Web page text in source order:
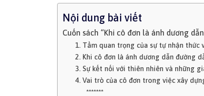
Nội dung bài viết
Cuốn sách “Khi cô đơn là ánh dương
1. Tầm quan trọng của sự tự nhận thức
2. Khi cô đơn là ánh dương dẫn đường
3. Sự kết nối với thiên nhiên và những
4. Vai trò của cô đơn trong việc xây
*******